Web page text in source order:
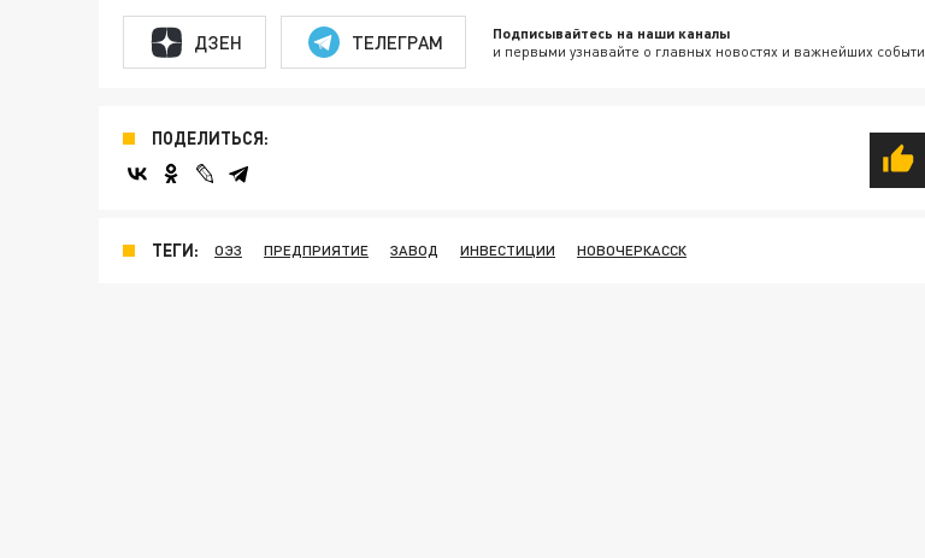
ДЗЕН ТЕЛЕГРАМ Подписывайтесь на наши каналы
и первыми узнавайте о главных новостях и важнейших
ПОДЕЛИТЬСЯ:
ТЕГИ: ОЭЗ ПРЕДПРИЯТИЕ ЗАВОД ИНВЕСТИЦИИ НОВОЧЕРКАССК